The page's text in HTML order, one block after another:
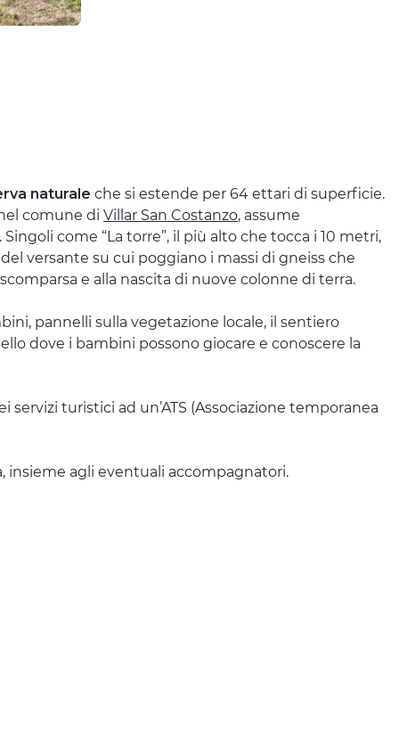
naturale che si estende per 64 ettari di superficie.
comune di Villar San Costanzo, assume
come “La torre”, il più alto che tocca i 10 metri,
versante su cui poggiano i massi di gneiss che
e alla nascita di nuove colonne di terra.
pannelli sulla vegetazione locale, il sentiero
dove i bambini possono giocare e conoscere la
servizi turistici ad un’ATS (Associazione temporanea
insieme agli eventuali accompagnatori.